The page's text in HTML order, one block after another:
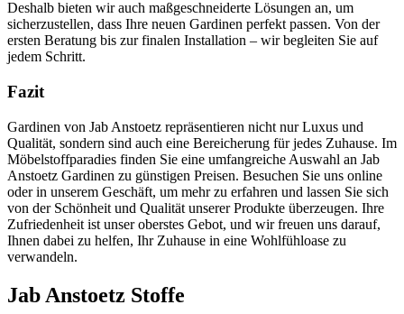
Deshalb bieten wir auch maßgeschneiderte Lösungen an, um
sicherzustellen, dass Ihre neuen Gardinen perfekt passen. Von der
ersten Beratung bis zur finalen Installation – wir begleiten Sie auf
jedem Schritt.
Fazit
Gardinen von Jab Anstoetz repräsentieren nicht nur Luxus und
Qualität, sondern sind auch eine Bereicherung für jedes Zuhause. Im
Möbelstoffparadies finden Sie eine umfangreiche Auswahl an Jab
Anstoetz Gardinen zu günstigen Preisen. Besuchen Sie uns online
oder in unserem Geschäft, um mehr zu erfahren und lassen Sie sich
von der Schönheit und Qualität unserer Produkte überzeugen. Ihre
Zufriedenheit ist unser oberstes Gebot, und wir freuen uns darauf,
Ihnen dabei zu helfen, Ihr Zuhause in eine Wohlfühloase zu
verwandeln.
Jab Anstoetz Stoffe